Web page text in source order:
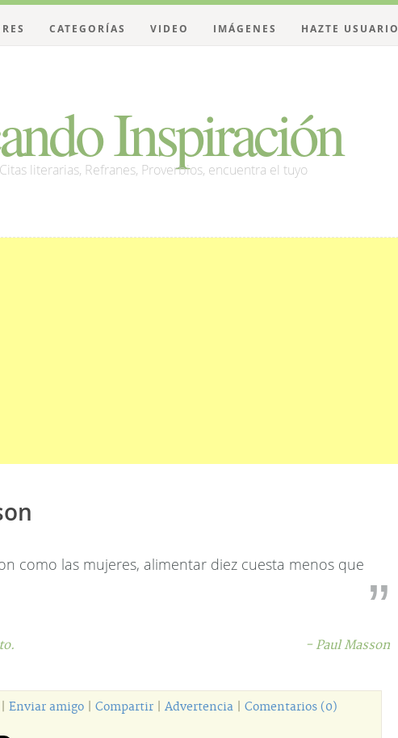
Inspiración
literarias, Refranes, Proverbios, encuentra el tuyo
CATEGORÍAS VIDEO IMÁGENES HAZTE USUARIO
como las mujeres, alimentar diez cuesta menos que
- Paul Masson
Enviar amigo Compartir Advertencia Comentarios (0)